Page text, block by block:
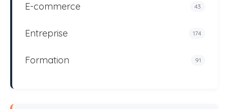
E-commerce 43
Entreprise 174
Formation 91